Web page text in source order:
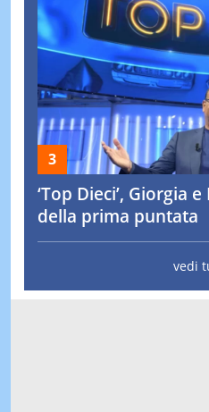
‘Top Dieci’, Giorgia
della prima puntata
vedi